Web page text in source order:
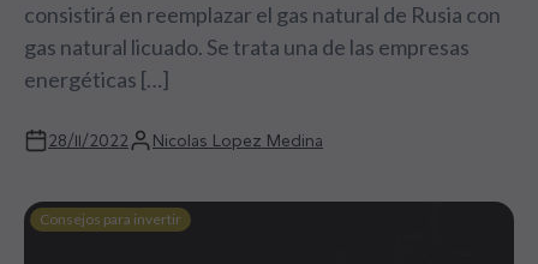
consistirá en reemplazar el gas natural de Rusia con
gas natural licuado. Se trata una de las empresas
energéticas […]
28/11/2022 Nicolas Lopez Medina
Consejos para invertir